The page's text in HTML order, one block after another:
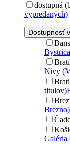
dostupná
vypredaných)
Dostupnosť
Nivy
titulov)
Brezno)
Galéria